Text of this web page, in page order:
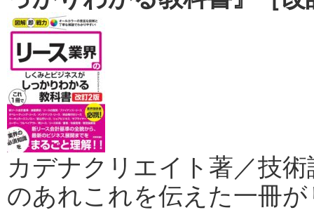
カデナクリエイト著／技
のあれこれを伝えた一冊